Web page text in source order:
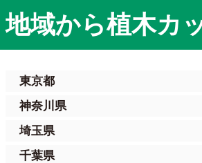
地域から植木カ
東京都
神奈川県
埼玉県
千葉県